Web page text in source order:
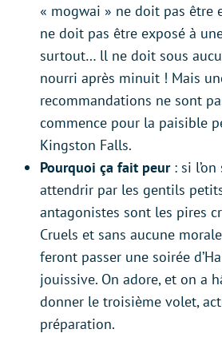
« mogwai » ne doit pas être
ne doit pas être exposé à
surtout… ll ne doit sous
nourri après minuit ! Mais
recommandations ne sont
commence pour la paisible
Kingston Falls.
Pourquoi ça fait peur: si l’on
attendrir par les gentils
antagonistes sont les pires
Cruels et sans aucune
feront passer une soirée
jouissive. On adore, et on a
donner le troisième volet,
préparation.